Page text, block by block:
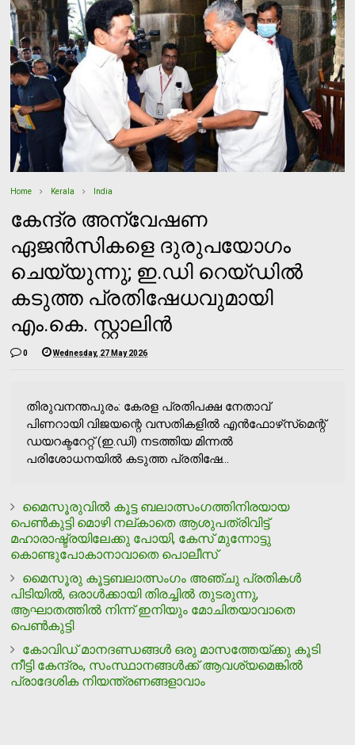
Home Kerala India
കേന്ദ്ര അന്വേഷണ
ഏജൻസികളെ ദുരുപയോഗം
ചെയ്യുന്നു; ഇ.ഡി റെയ്ഡിൽ
കടുത്ത പ്രതിഷേധവുമായി
എം.കെ. സ്റ്റാലിൻ
0 Wednesday, 27 May 2026
തിരുവനന്തപുരം: കേരള പ്രതിപക്ഷ നേതാവ്
പിണറായി വിജയന്റെ വസതികളിൽ എൻഫോഴ്‌സ്‌മെന്റ്
ഡയറക്ടറേറ്റ് (ഇ.ഡി) നടത്തിയ മിന്നൽ
പരിശോധനയിൽ കടുത്ത പ്രതിഷേ...
മൈസൂരുവില്‍ കൂട്ട ബലാത്സംഗത്തിനിരയായ
പെണ്‍കുട്ടി മൊഴി നല്കാതെ ആശുപത്രിവിട്ട്
മഹാരാഷ്ട്രയിലേക്കു പോയി, കേസ് മുന്നോട്ടു
കൊണ്ടുപോകാനാവാതെ പൊലീസ്
മൈസൂരു കൂട്ടബലാത്സംഗം അഞ്ചു പ്രതികള്‍
പിടിയില്‍, ഒരാള്‍ക്കായി തിരച്ചില്‍ തുടരുന്നു,
ആഘാതത്തില്‍ നിന്ന് ഇനിയും മോചിതയാവാതെ
പെണ്‍കുട്ടി
കോവിഡ് മാനദണ്ഡങ്ങള്‍ ഒരു മാസത്തേയ്ക്കു കൂടി
നീട്ടി കേന്ദ്രം, സംസ്ഥാനങ്ങള്‍ക്ക് ആവശ്യമെങ്കില്‍
പ്രാദേശിക നിയന്ത്രണങ്ങളാവാം